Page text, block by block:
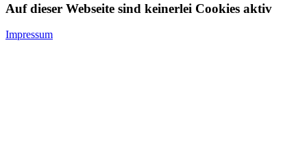
Auf dieser Webseite sind keinerlei Cookies aktiv
Impressum